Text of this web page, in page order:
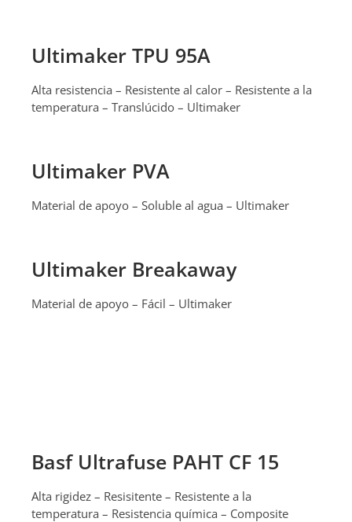
Ultimaker TPU 95A
Alta resistencia – Resistente al calor – Resistente a la
temperatura – Translúcido – Ultimaker
Ultimaker PVA
Material de apoyo – Soluble al agua – Ultimaker
Ultimaker Breakaway
Material de apoyo – Fácil – Ultimaker
Basf Ultrafuse PAHT CF 15
Alta rigidez – Resisitente – Resistente a la
temperatura – Resistencia química – Composite